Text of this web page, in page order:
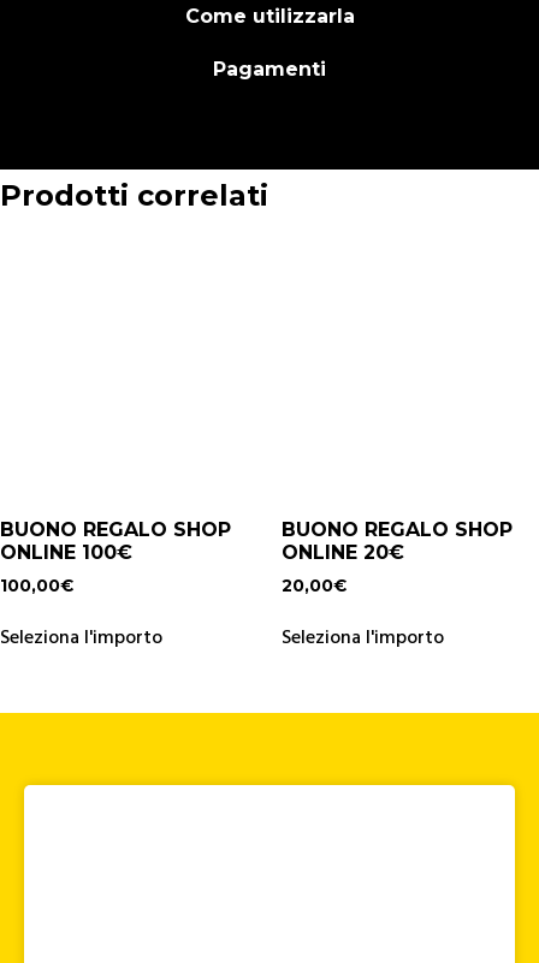
Come utilizzarla
Pagamenti
Prodotti correlati
BUONO REGALO SHOP
ONLINE 100€
100,00€
Seleziona l'importo
BUONO REGALO SHOP
ONLINE 20€
20,00€
Seleziona l'importo